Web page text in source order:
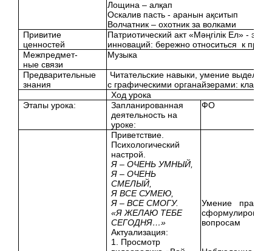
Лощина – алқап
Оскалив пасть - аранын ақситып
Волчатник – охотник за волками
Привитие
ценностей
Патриотический акт «Мәңгілік Ел» -
инноваций: бережно относиться к
Межпредмет-
ные связи
Музыка
Предварительные
знания
Читательские навыки, умение
с графическими органайзерами:
Ход урока
Этапы урока:
Запланированная
деятельность на
уроке:
ФО
Приветствие.
Психологический
настрой.
Я – ОЧЕНЬ УМНЫЙ,
Я – ОЧЕНЬ
СМЕЛЫЙ,
Я ВСЕ СУМЕЮ,
Я – ВСЕ СМОГУ.
«Я ЖЕЛАЮ ТЕБЕ
СЕГОДНЯ…»
Актуализация:
1. Просмотр
Умение
сформулировать
вопросам